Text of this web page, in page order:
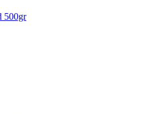
500gr